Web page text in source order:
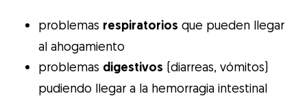
problemas respiratorios que pueden llegar
al ahogamiento
problemas digestivos (diarreas, vómitos)
pudiendo llegar a la hemorragia intestinal